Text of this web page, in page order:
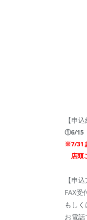
【申込
①6/15
※7/31
店頭
【申込
FAX受
もし
お電話